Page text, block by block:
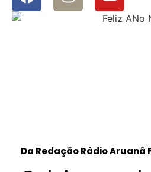
Da Redação Rádio Aruanã